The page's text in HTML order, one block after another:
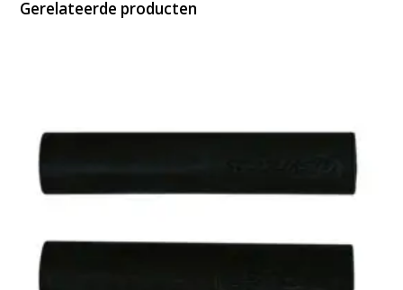
Gerelateerde producten